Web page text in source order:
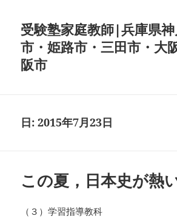
受験塾家庭教師|兵庫県
市・姫路市・三田市・大
阪市
日:2015年7月23日
この夏，日本史が熱
（３）学習指導教科